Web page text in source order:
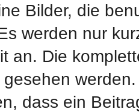
Bilder, die
werden nur
an. Die
dass ein